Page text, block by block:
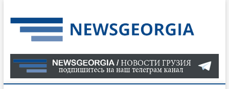
to
content
О
В